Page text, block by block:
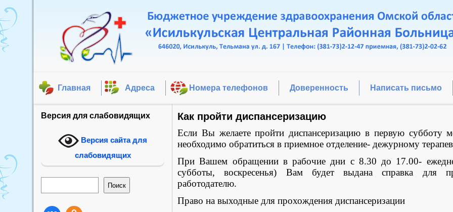
Главная Адреса Номера телефонов Доверенность Написать письмо
Версия для слабовидящих
Версия сайта для
слабовидящих
Поиск
Как пройти диспансеризацию
Если Вы желаете пройти диспансеризацию в первую субботу
необходимо обратиться в приемное отделение- дежурному
При Вашем обращении в рабочие дни с 8.30 до 17.00-
субботы, воскресенья) Вам будет выдана справка для
работодателю.
Право на выходные для прохождения диспансеризации